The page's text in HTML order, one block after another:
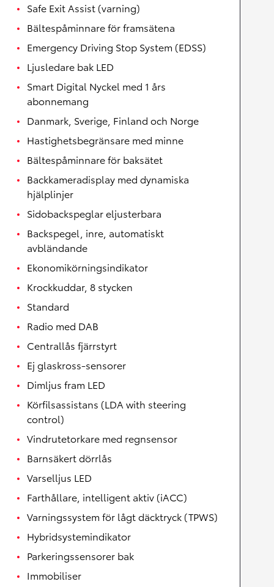
Safe Exit Assist (varning)
Bältespåminnare för framsätena
Emergency Driving Stop System (EDSS)
Ljusledare bak LED
Smart Digital Nyckel med 1 års
abonnemang
Danmark, Sverige, Finland och Norge
Hastighetsbegränsare med minne
Bältespåminnare för baksätet
Backkameradisplay med dynamiska
hjälplinjer
Sidobackspeglar eljusterbara
Backspegel, inre, automatiskt
avbländande
Ekonomikörningsindikator
Krockkuddar, 8 stycken
Standard
Radio med DAB
Centrallås fjärrstyrt
Ej glaskross-sensorer
Dimljus fram LED
Körfilsassistans (LDA with steering
control)
Vindrutetorkare med regnsensor
Barnsäkert dörrlås
Varselljus LED
Farthållare, intelligent aktiv (iACC)
Varningssystem för lågt däcktryck (TPWS)
Hybridsystemindikator
Parkeringssensorer bak
Immobiliser